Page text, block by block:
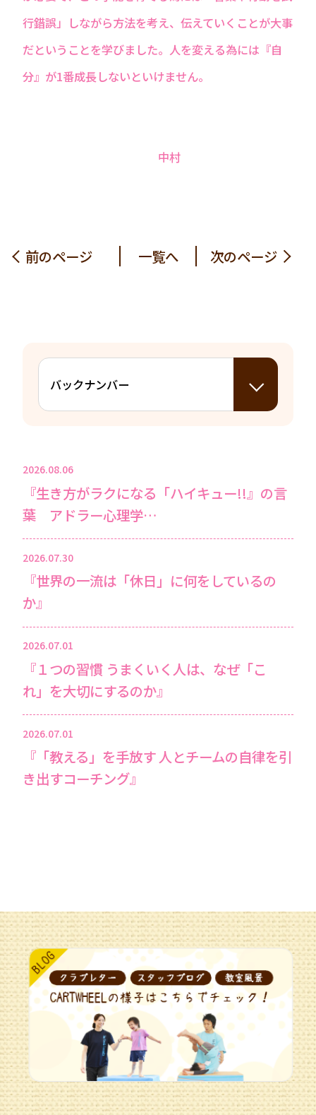
行錯誤」しながら方法を考え、伝えていくことが大事
だということを学びました。人を変える為には『自
分』が1番成長しないといけません。
中村
前のページ 一覧へ 次のページ
2026.08.06
『生き方がラクになる「ハイキュー!!』の言
葉 アドラー心理学…
2026.07.30
『世界の一流は「休日」に何をしているの
か』
2026.07.01
『１つの習慣 うまくいく人は、なぜ「こ
れ」を大切にするのか』
2026.07.01
『「教える」を手放す 人とチームの自律を引
き出すコーチング』